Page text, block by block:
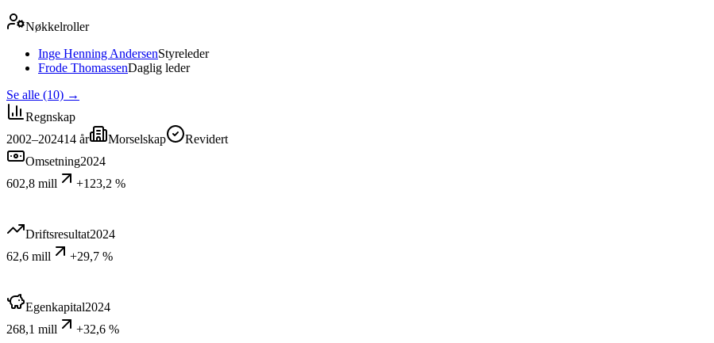
Nøkkelroller
Inge Henning AndersenStyreleder
Frode ThomassenDaglig leder
Se alle (10) →
Regnskap
2002–202414 år Morselskap
Revidert
Omsetning2024
602,8 mill
+123,2 %
Driftsresultat2024
62,6 mill
+29,7 %
Egenkapital2024
268,1 mill
+32,6 %